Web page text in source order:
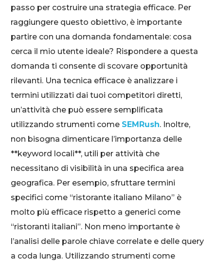
passo per costruire una strategia efficace. Per
raggiungere questo obiettivo, è importante
partire con una domanda fondamentale: cosa
cerca il mio utente ideale? Rispondere a questa
domanda ti consente di scovare opportunità
rilevanti. Una tecnica efficace è analizzare i
termini utilizzati dai tuoi competitori diretti,
un’attività che può essere semplificata
utilizzando strumenti come SEMRush. Inoltre,
non bisogna dimenticare l’importanza delle
**keyword locali**, utili per attività che
necessitano di visibilità in una specifica area
geografica. Per esempio, sfruttare termini
specifici come “ristorante italiano Milano” è
molto più efficace rispetto a generici come
“ristoranti italiani”. Non meno importante è
l’analisi delle parole chiave correlate e delle query
a coda lunga. Utilizzando strumenti come